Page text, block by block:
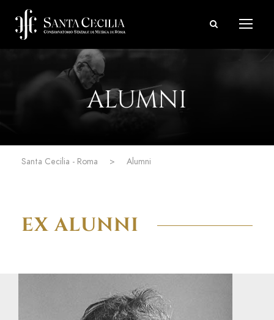
ALUMNI
Santa Cecilia - Roma > Alumni
EX ALUNNI